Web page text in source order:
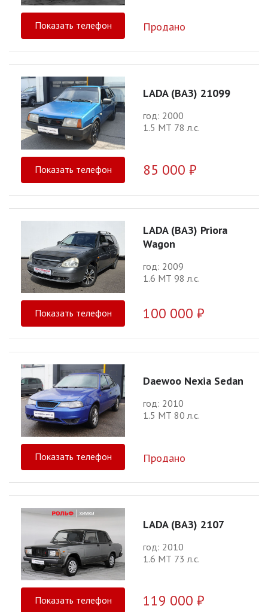
Показать телефон Продано
LADA (ВАЗ) 21099
год: 2000
1.5 МТ 78 л.с.
Показать телефон 85 000 ₽
LADA (ВАЗ) Priora
Wagon
год: 2009
1.6 МТ 98 л.с.
Показать телефон 100 000 ₽
Daewoo Nexia Sedan
год: 2010
1.5 МТ 80 л.с.
Показать телефон Продано
LADA (ВАЗ) 2107
год: 2010
1.6 МТ 73 л.с.
Показать телефон 119 000 ₽